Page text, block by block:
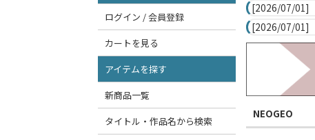
ログイン / 会員登録
カートを見る
アイテムを探す
新商品一覧
タイトル・作品名から検索
[2026/07/01]
[2026/07/01]
NEOGEO